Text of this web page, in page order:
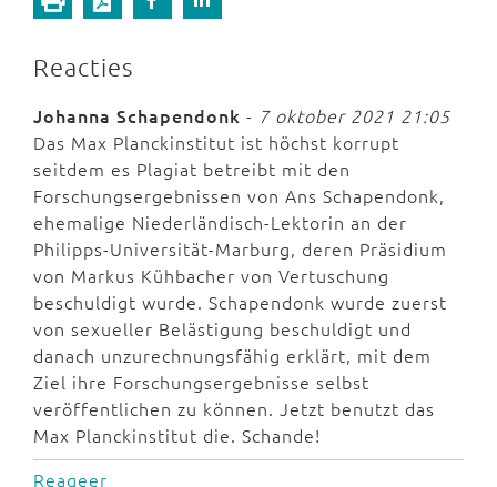
Reacties
Johanna Schapendonk - 7 oktober 2021 21:05
Das Max Planckinstitut ist höchst korrupt
seitdem es Plagiat betreibt mit den
Forschungsergebnissen von Ans Schapendonk,
ehemalige Niederländisch-Lektorin an der
Philipps-Universität-Marburg, deren Präsidium
von Markus Kühbacher von Vertuschung
beschuldigt wurde. Schapendonk wurde zuerst
von sexueller Belästigung beschuldigt und
danach unzurechnungsfähig erklärt, mit dem
Ziel ihre Forschungsergebnisse selbst
veröffentlichen zu können. Jetzt benutzt das
Max Planckinstitut die. Schande!
Reageer